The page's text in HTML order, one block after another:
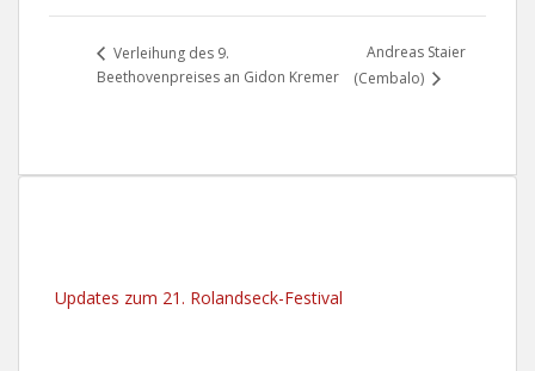
Verleihung des 9.
Beethovenpreises an Gidon Kremer
Andreas Staier
(Cembalo)
Updates zum 21. Rolandseck-Festival